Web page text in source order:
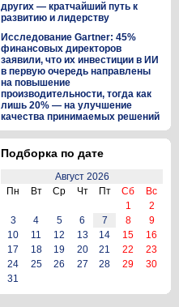
других — кратчайший путь к
развитию и лидерству
Исследование Gartner: 45%
финансовых директоров
заявили, что их инвестиции в ИИ
в первую очередь направлены
на повышение
производительности, тогда как
лишь 20% — на улучшение
качества принимаемых решений
Подборка по дате
Август 2026
Пн
Вт Ср Чт Пт Сб
Вс
1
2
3
4 5 6 7 8
9
10
11 12 13 14 15
16
17
18 19 20 21 22
23
24
25 26 27 28 29
30
31